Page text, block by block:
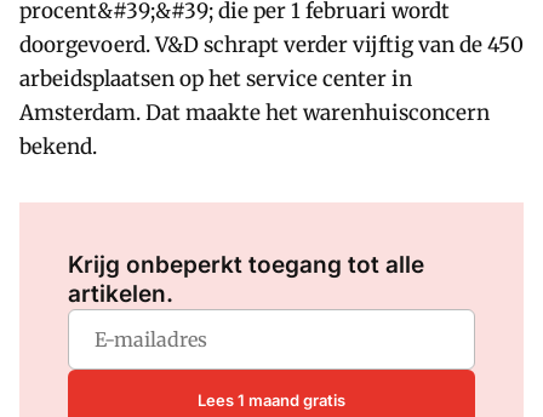
procent&#39;&#39; die per 1 februari wordt
doorgevoerd. V&D schrapt verder vijftig van de 450
arbeidsplaatsen op het service center in
Amsterdam. Dat maakte het warenhuisconcern
bekend.
Krijg onbeperkt toegang tot alle
artikelen.
Lees 1 maand gratis